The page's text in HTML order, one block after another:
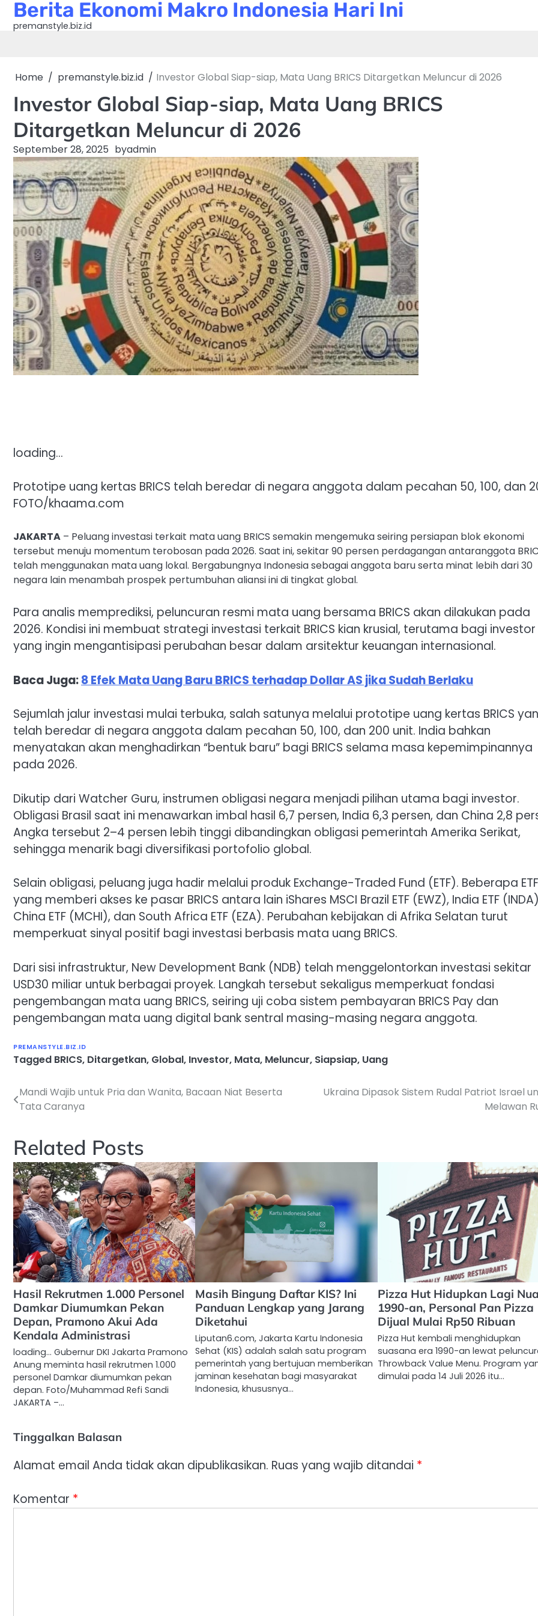
Skip
content
Berita Ekonomi Makro Indonesia Hari Ini
premanstyle.biz.id
Home premanstyle.biz.id Investor Global Siap-siap, Mata Uang BRICS Ditargetkan Meluncur di 2026
Investor Global Siap-siap, Mata Uang BRICS
Ditargetkan Meluncur di 2026
September 28, 2025 byadmin
loading…
Prototipe uang kertas BRICS telah beredar di negara anggota dalam pecahan 50, 100, dan
FOTO/khaama.com
JAKARTA – Peluang investasi terkait mata uang BRICS semakin mengemuka seiring persiapan blok ekonomi
tersebut menuju momentum terobosan pada 2026. Saat ini, sekitar 90 persen perdagangan antaranggota
telah menggunakan mata uang lokal. Bergabungnya Indonesia sebagai anggota baru serta minat lebih dari 30
negara lain menambah prospek pertumbuhan aliansi ini di tingkat global.
Para analis memprediksi, peluncuran resmi mata uang bersama BRICS akan dilakukan pada
2026. Kondisi ini membuat strategi investasi terkait BRICS kian krusial, terutama bagi investor
yang ingin mengantisipasi perubahan besar dalam arsitektur keuangan internasional.
Baca Juga:8 Efek Mata Uang Baru BRICS terhadap Dollar AS jika Sudah Berlaku
Sejumlah jalur investasi mulai terbuka, salah satunya melalui prototipe uang kertas BRICS
telah beredar di negara anggota dalam pecahan 50, 100, dan 200 unit. India bahkan
menyatakan akan menghadirkan “bentuk baru” bagi BRICS selama masa kepemimpinannya
pada 2026.
Dikutip dari Watcher Guru, instrumen obligasi negara menjadi pilihan utama bagi investor.
Obligasi Brasil saat ini menawarkan imbal hasil 6,7 persen, India 6,3 persen, dan China 2,8
Angka tersebut 2–4 persen lebih tinggi dibandingkan obligasi pemerintah Amerika Serikat,
sehingga menarik bagi diversifikasi portofolio global.
Selain obligasi, peluang juga hadir melalui produk Exchange-Traded Fund (ETF). Beberapa ETF
yang memberi akses ke pasar BRICS antara lain iShares MSCI Brazil ETF (EWZ), India ETF
China ETF (MCHI), dan South Africa ETF (EZA). Perubahan kebijakan di Afrika Selatan turut
memperkuat sinyal positif bagi investasi berbasis mata uang BRICS.
Dari sisi infrastruktur, New Development Bank (NDB) telah menggelontorkan investasi sekitar
USD30 miliar untuk berbagai proyek. Langkah tersebut sekaligus memperkuat fondasi
pengembangan mata uang BRICS, seiring uji coba sistem pembayaran BRICS Pay dan
pengembangan mata uang digital bank sentral masing-masing negara anggota.
PREMANSTYLE.BIZ.ID
Tagged BRICS, Ditargetkan, Global, Investor, Mata, Meluncur, Siapsiap, Uang
Navigasi
Mandi Wajib untuk Pria dan Wanita, Bacaan Niat Beserta
Tata Caranya
Ukraina Dipasok Sistem Rudal Patriot Israel
Melawan
Related Posts
Hasil Rekrutmen 1.000 Personel
Damkar Diumumkan Pekan
Depan, Pramono Akui Ada
Kendala Administrasi
loading… Gubernur DKI Jakarta Pramono
Anung meminta hasil rekrutmen 1.000
personel Damkar diumumkan pekan
depan. Foto/Muhammad Refi Sandi
JAKARTA –…
Masih Bingung Daftar KIS? Ini
Panduan Lengkap yang Jarang
Diketahui
Liputan6.com, Jakarta Kartu Indonesia
Sehat (KIS) adalah salah satu program
pemerintah yang bertujuan memberikan
jaminan kesehatan bagi masyarakat
Indonesia, khususnya…
Pizza Hut Hidupkan Lagi
1990-an, Personal Pan Pizza
Dijual Mulai Rp50 Ribuan
Pizza Hut kembali menghidupkan
suasana era 1990-an lewat
Throwback Value Menu. Program
dimulai pada 14 Juli 2026 itu…
Tinggalkan Balasan
Alamat email Anda tidak akan dipublikasikan. Ruas yang wajib ditandai *
Komentar *